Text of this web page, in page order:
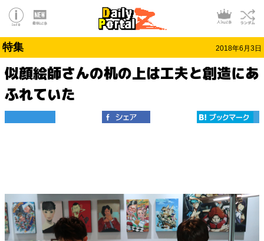
特集 2018年6月3日
似顔絵師さんの机の上は工夫と創造にあ
ふれていた